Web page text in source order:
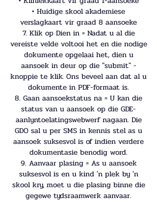
• Huidige skool akademiese
verslagkaart vir graad 8 aansoeke
7. Klik op Dien in = Nadat u al die
vereiste velde voltooi het en die nodige
dokumente opgelaai het, dien u
aansoek in deur op die "submit" -
knoppie te klik. Ons beveel aan dat al u
dokumente in PDF-formaat is.
8. Gaan aansoekstatus na = U kan die
status van u aansoek op die GDE-
aanlyntoelatingswebwerf nagaan. Die
GDO sal u per SMS in kennis stel as u
aansoek suksesvol is of indien verdere
dokumentasie benodig word.
9. Aanvaar plasing = As u aansoek
suksesvol is en u kind 'n plek by 'n
skool kry, moet u die plasing binne die
gegewe tydsraamwerk aanvaar.